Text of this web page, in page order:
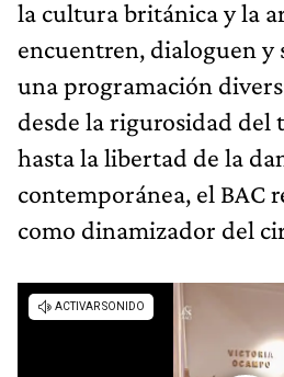
la cultura británica y la
encuentren, dialoguen y
una programación
desde la rigurosidad del
hasta la libertad de la
contemporánea, el BAC
como dinamizador del